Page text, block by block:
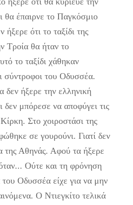
θα έπαιρνε το Παγκόσμιο
ότι το ταξίδι της
Τροία θα ήταν το
το ταξίδι χάθηκαν
σύντροφοι του Οδυσσέα.
ήξερε την ελληνική
δεν μπόρεσε να αποφύγει τις
Στο χοιροστάσι της
σε γουρούνι. Γιατί δεν
της Αθηνάς. Αφού τα ήξερε
Ούτε και τη φρόνηση
του Οδυσσέα είχε για να μην
Ο Ντιεγκίτο τελικά